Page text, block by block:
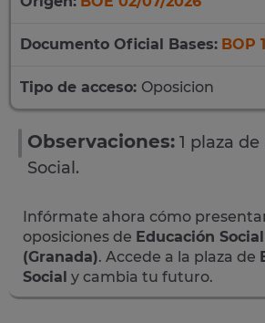
Documento Oficial Bases: BOP
Tipo de acceso: Oposicion
Observaciones: 1 plaza
Social.
Infórmate ahora cómo
oposiciones de Educación
(Granada). Accede a la plaza de
Social y cambia tu futuro.